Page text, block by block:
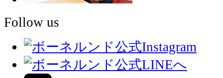
Follow us